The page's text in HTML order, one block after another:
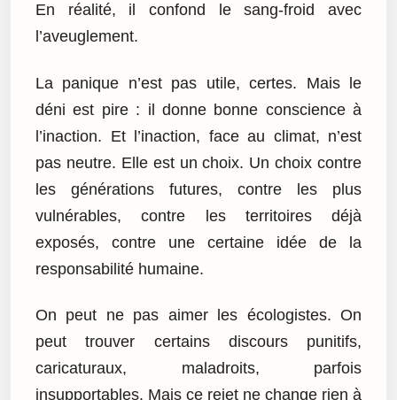
En réalité, il confond le sang-froid avec
l’aveuglement.
La panique n’est pas utile, certes. Mais le
déni est pire : il donne bonne conscience à
l’inaction. Et l’inaction, face au climat, n’est
pas neutre. Elle est un choix. Un choix contre
les générations futures, contre les plus
vulnérables, contre les territoires déjà
exposés, contre une certaine idée de la
responsabilité humaine.
On peut ne pas aimer les écologistes. On
peut trouver certains discours punitifs,
caricaturaux, maladroits, parfois
insupportables. Mais ce rejet ne change rien à